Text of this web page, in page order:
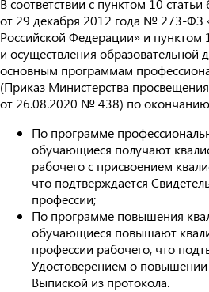
В соответствии с пунктом 10
от 29 декабря 2012 года № 273-ФЗ
Российской Федерации» и пунктом
и осуществления образовательной
основным программам
(Приказ Министерства
от 26.08.2020 № 438) по
По программе
обучающиеся получают
рабочего с присвоением
что подтверждается
профессии;
По программе повышения
обучающиеся повышают
профессии рабочего, что
Удостоверением о
Выпиской из протокола.